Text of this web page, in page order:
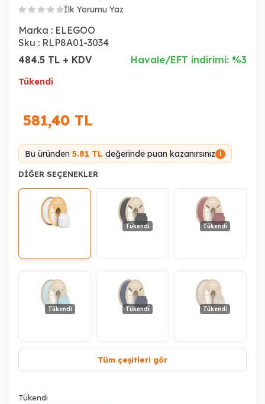
İlk Yorumu Yaz
Marka : ELEGOO
Sku : RLP8A01-3034
484.5 TL + KDV
Havale/EFT indirimi: %3
Tükendi
581,40 TL
Bu üründen 5.81 TL değerinde puan kazanırsınız i
DIĞER SEÇENEKLER
Tükendi Tükendi
Tükendi Tükendi Tükendi
Tüm çeşitleri gör
Tükendi